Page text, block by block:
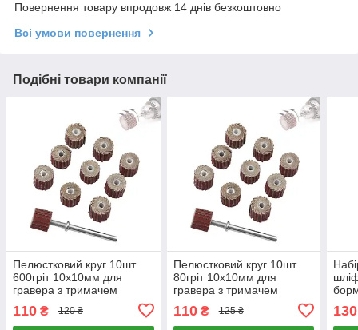
Повернення товару впродовж 14 днів безкоштовно
Всі умови повернення
Подібні товари компанії
Пелюстковий круг 10шт
600гріт 10x10мм для
гравера з тримачем
110 ₴ 120 ₴
Пелюстковий круг 10шт
80гріт 10x10мм для
гравера з тримачем
110₴ 125 ₴ 130